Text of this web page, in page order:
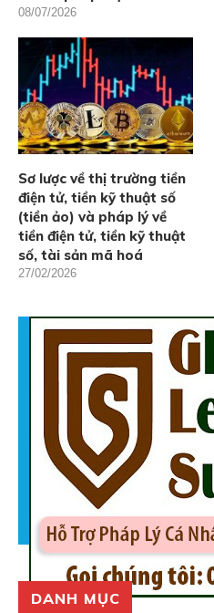
08/07/2026
Sơ lược về thị trường tiền
điện tử, tiền kỹ thuật số
(tiền ảo) và pháp lý về
tiền điện tử, tiền kỹ thuật
số, tài sản mã hoá
27/02/2026
DANH MỤC